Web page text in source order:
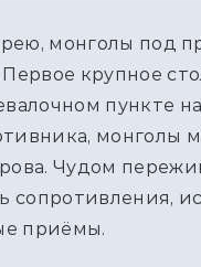
монголы под
крупное
пункте
монголы
Чудом
сопротивления,
приёмы.